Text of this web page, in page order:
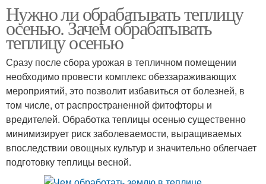
Нужно ли обрабатывать теплицу
осенью. Зачем обрабатывать
теплицу осенью
Сразу после сбора урожая в тепличном помещении
необходимо провести комплекс обеззараживающих
мероприятий, это позволит избавиться от болезней, в
том числе, от распространенной фитофторы и
вредителей. Обработка теплицы осенью существенно
минимизирует риск заболеваемости, выращиваемых
впоследствии овощных культур и значительно облегчает
подготовку теплицы весной.